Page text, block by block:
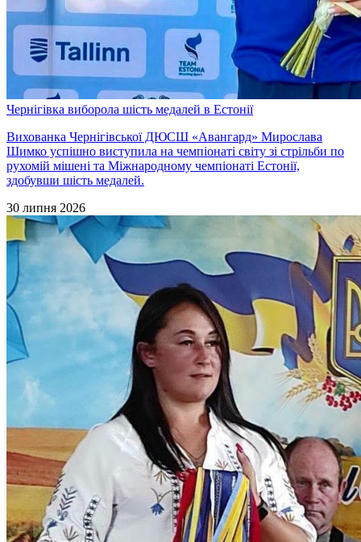
Чернігівка виборола шість медалей в Естонії
Вихованка Чернігівської ДЮСШ «Авангард» Мирослава
Шимко успішно виступила на чемпіонаті світу зі стрільби по
рухомій мішені та Міжнародному чемпіонаті Естонії,
здобувши шість медалей.
30 липня 2026